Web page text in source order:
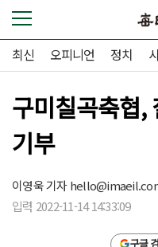
최신 오피니언 정치
구미칠곡축협,
기부
이영욱 기자
입력 2022-11-14 14:33:09
구글